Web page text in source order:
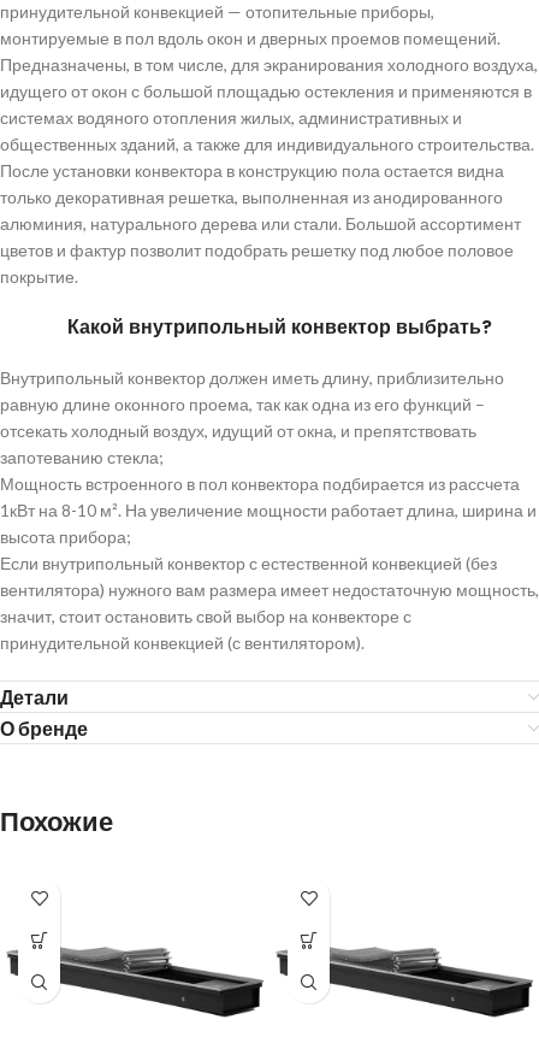
принудительной конвекцией — отопительные приборы,
монтируемые в пол вдоль окон и дверных проемов помещений.
Предназначены, в том числе, для экранирования холодного воздуха,
идущего от окон с большой площадью остекления и применяются в
системах водяного отопления жилых, административных и
общественных зданий, а также для индивидуального строительства.
После установки конвектора в конструкцию пола остается видна
только декоративная решетка, выполненная из анодированного
алюминия, натурального дерева или стали. Большой ассортимент
цветов и фактур позволит подобрать решетку под любое половое
покрытие.
Какой внутрипольный конвектор выбрать?
Внутрипольный конвектор должен иметь длину, приблизительно
равную длине оконного проема, так как одна из его функций –
отсекать холодный воздух, идущий от окна, и препятствовать
запотеванию стекла;
Мощность встроенного в пол конвектора подбирается из рассчета
1кВт на 8-10 м². На увеличение мощности работает длина, ширина и
высота прибора;
Если внутрипольный конвектор с естественной конвекцией (без
вентилятора) нужного вам размера имеет недостаточную мощность,
значит, стоит остановить свой выбор на конвекторе с
принудительной конвекцией (с вентилятором).
Детали
О бренде
Похожие